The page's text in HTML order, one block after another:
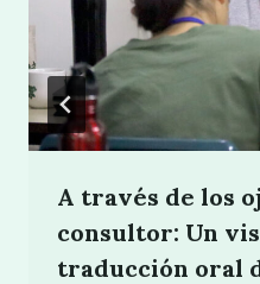
A través de los
consultor: Un
traducción oral